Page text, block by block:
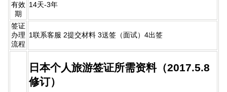
有效
期
14天-3年
签证
办理
流程
1联系客服 2提交材料 3送签（面试）4出签
日本个人旅游签证所需资料（2017.5.8
修订）